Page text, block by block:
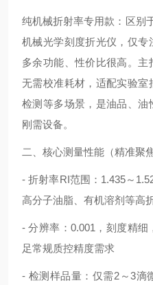
纯机械折射率专用款：区别
机械光学刻度折光仪，仅
多余功能、性价比很高。主
无需校准耗材，适配实验室
检测等多场景，是油品、油
刚需设备。
二、核心测量性能（精准聚
- 折射率RI范围：1.435～
高分子油脂、有机溶剂等高
- 分辨率：0.001，刻度精
足常规质控精度需求
- 检测样品量：仅需2～3滴